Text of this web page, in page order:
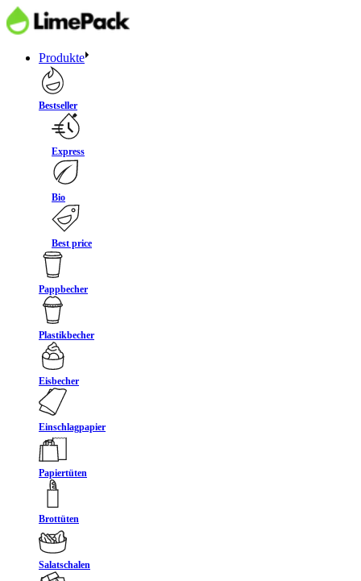
Produkte
Bestseller
Express
Bio
Best price
Pappbecher
Plastikbecher
Eisbecher
Einschlagpapier
Papiertüten
Brottüten
Salatschalen